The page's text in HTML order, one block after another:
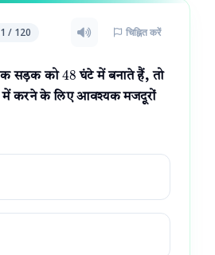
/ 120 चिह्नित करें
सड़क को48घंटे में बनाते हैं, तो
में करने के लिए आवश्यक मजदूरों